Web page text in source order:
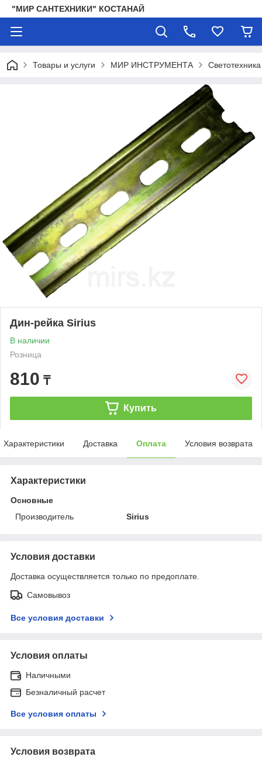
"МИР САНТЕХНИКИ" КОСТАНАЙ
Товары и услуги МИР ИНСТРУМЕНТА Светотехника
Дин-рейка Sirius
В наличии
Розница
810 ₸
Купить
Характеристики Доставка Оплата Условия возврата
Характеристики
Основные
Производитель
Sirius
Условия доставки
Доставка осуществляется только по предоплате.
Самовывоз
Все условия доставки
Условия оплаты
Наличными
Безналичный расчет
Все условия оплаты
Условия возврата